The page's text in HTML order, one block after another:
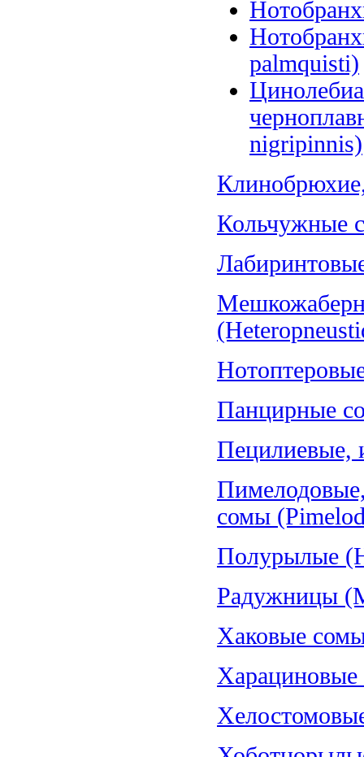
palmquisti)
nigripinnis)
Кольчужные
Панцирные
Пецилиевые,
сомы
Полурылые
Радужницы
Хаковые
Харациновые